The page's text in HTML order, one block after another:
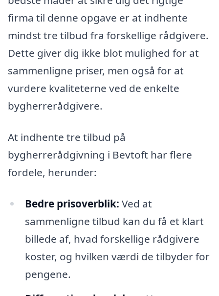
firma til denne opgave er at indhente
mindst tre tilbud fra forskellige rådgivere.
Dette giver dig ikke blot mulighed for at
sammenligne priser, men også for at
vurdere kvaliteterne ved de enkelte
bygherrerådgivere.
At indhente tre tilbud på
bygherrerådgivning i Bevtoft har flere
fordele, herunder:
Bedre prisoverblik: Ved at
sammenligne tilbud kan du få et klart
billede af, hvad forskellige rådgivere
koster, og hvilken værdi de tilbyder for
pengene.